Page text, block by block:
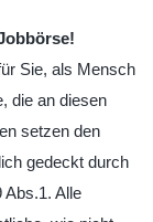
Sie, als Mensch
die an diesen
setzen den
gedeckt durch
Abs.1. Alle